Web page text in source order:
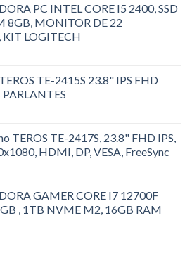
PC INTEL CORE I5 2400, SSD
8GB, MONITOR DE 22
KIT LOGITECH
TE-2415S 23.8" IPS FHD
TEROS TE-2417S, 23.8" FHD IPS,
HDMI, DP, VESA, FreeSync
GAMER CORE I7 12700F
, 1TB NVME M2, 16GB RAM